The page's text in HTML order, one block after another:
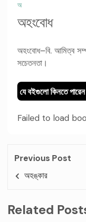
অ
অহংবোধ
অহংবোধ–বি. আমিত্ব
সচেতনতা।
যে বইগুলো কিনতে পারেন
Failed to load
Previous Post
অহঙ্কার
Related